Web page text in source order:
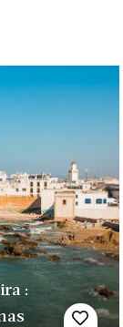
: